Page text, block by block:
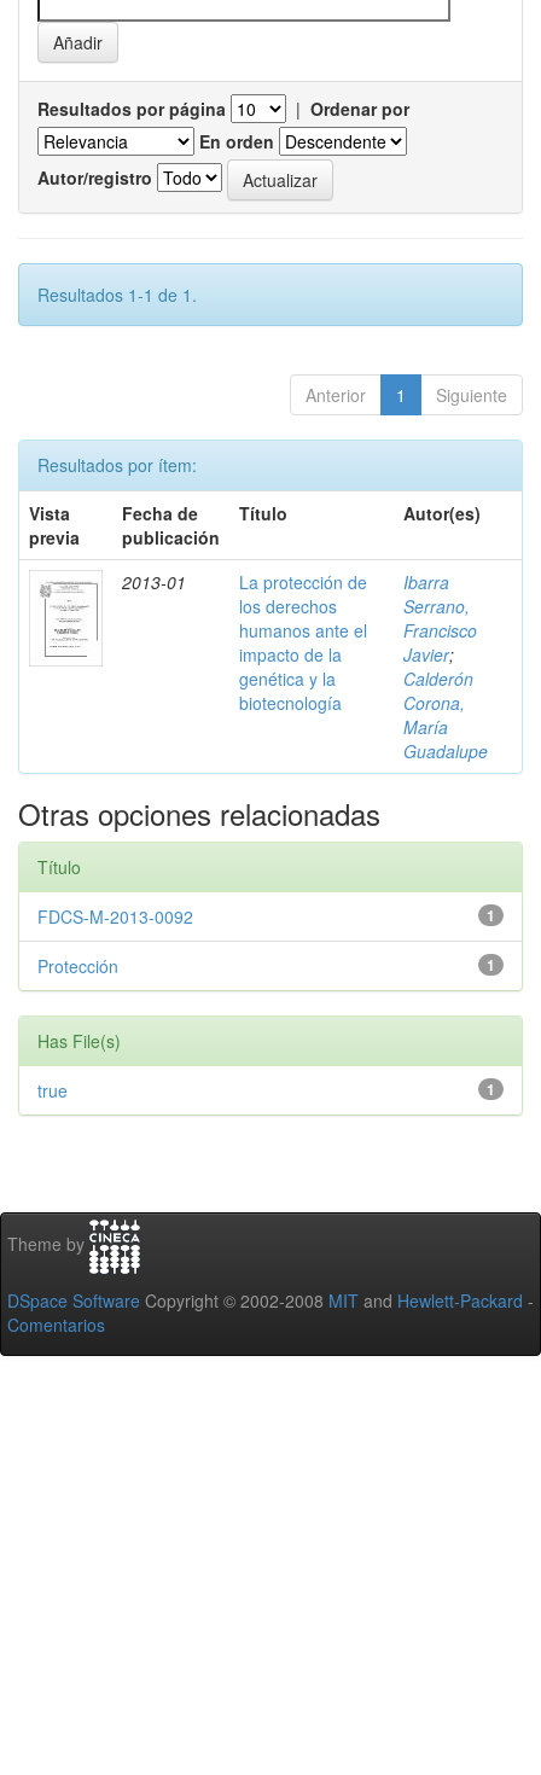
Resultados por página | Ordenar por
En orden
Autor/registro
Resultados 1-1 de 1.
Anterior 1 Siguiente
Resultados por ítem:
Vista
previa
Fecha de
publicación
Título Autor(es)
2013-01
La protección de
los derechos
humanos ante el
impacto de la
genética y la
biotecnología
Ibarra
Serrano,
Francisco
Javier;
Calderón
Corona,
María
Guadalupe
Otras opciones relacionadas
Título
1
FDCS-M-2013-0092
1
Protección
Has File(s)
1
true
Theme by
DSpace Software Copyright © 2002-2008 MIT and Hewlett-Packard -
Comentarios